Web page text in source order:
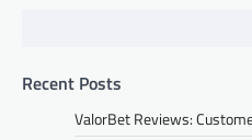
Recent Posts
ValorBet Reviews: